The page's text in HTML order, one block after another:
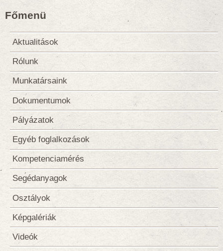
Főmenü
Aktualitások
Rólunk
Munkatársaink
Dokumentumok
Pályázatok
Egyéb foglalkozások
Kompetenciamérés
Segédanyagok
Osztályok
Képgalériák
Videók